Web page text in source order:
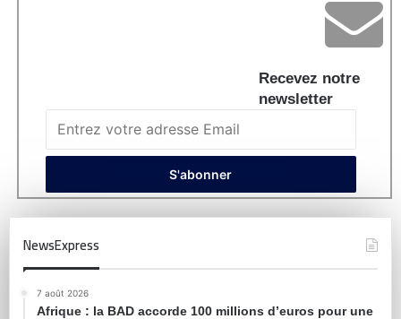
Recevez notre
newsletter
NewsExpress
7 août 2026
Afrique : la BAD accorde 100 millions d’euros pour une